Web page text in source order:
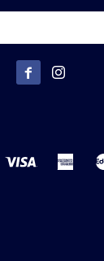
 